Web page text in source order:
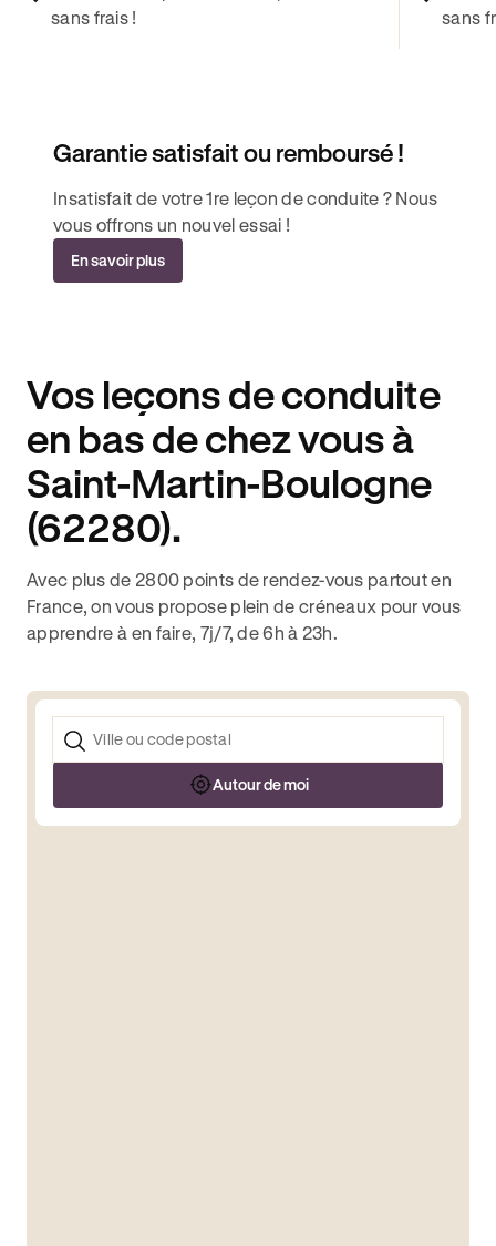
sans frais !
sans
Garantie satisfait ou remboursé !
Insatisfait de votre 1re leçon de conduite ? Nous
vous offrons un nouvel essai !
En savoir plus
Vos leçons de conduite
en bas de chez vous à
Saint-Martin-Boulogne
(62280).
Avec plus de 2800 points de rendez-vous partout en
France, on vous propose plein de créneaux pour vous
apprendre à en faire, 7j/7, de 6h à 23h.
Autour de moi